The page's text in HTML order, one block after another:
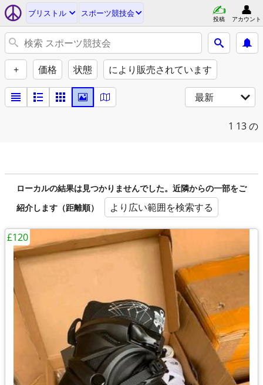
ブリストル スポーツ競技会
投稿 アカウント
+ 価格 状態 により販売されています
最新
1 13 の
ローカルの結果は見つかりませんでした。近隣からの一部をご
紹介します（距離順）
より広い範囲を検索する
£120